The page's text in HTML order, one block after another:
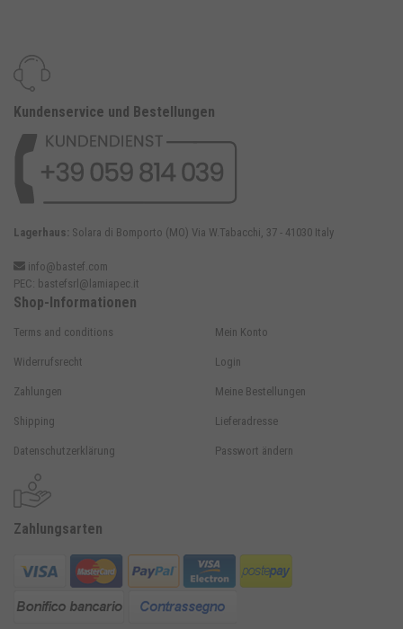
Kundenservice und Bestellungen
Lagerhaus: Solara di Bomporto (MO) Via W.Tabacchi, 37 - 41030 Italy
info@bastef.com
PEC: bastefsrl@lamiapec.it
Zahlungsarten
Shop-Informationen
Terms and conditions
Widerrufsrecht
Zahlungen
Shipping
Datenschutzerklärung
Mein Konto
Login
Meine Bestellungen
Lieferadresse
Passwort ändern